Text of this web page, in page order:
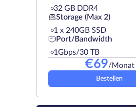
32 GB DDR4
Storage (Max 2)
1 х 240GB SSD
Port/Bandwidth
1Gbps/30 TB
€69/Monat
Bestellen